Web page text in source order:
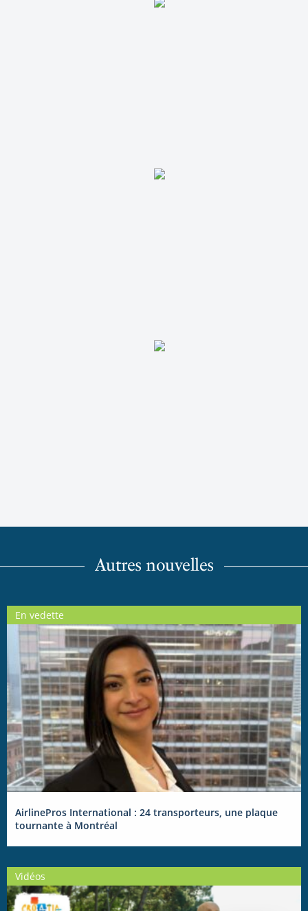
Autres nouvelles
En vedette
AirlinePros International : 24 transporteurs, une plaque
tournante à Montréal
Vidéos